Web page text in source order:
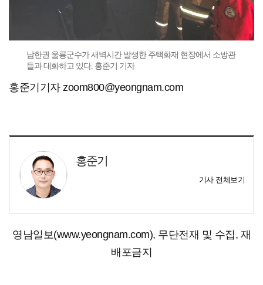
남한권 울릉군수가 새벽시간 발생한 주택화재 현장에서 소방관
들과 대화하고 있다. 홍준기 기자
홍준기기자 zoom800@yeongnam.com
홍준기
기사 전체보기
영남일보(www.yeongnam.com), 무단전재 및 수집, 재
배포금지